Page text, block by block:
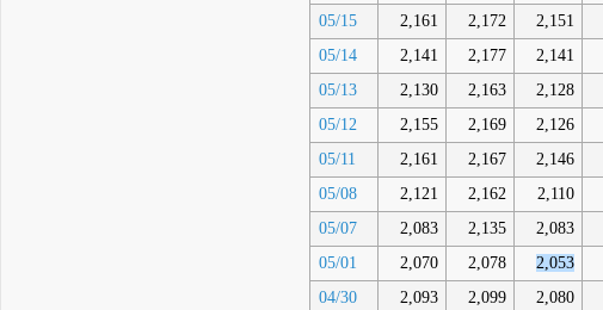
05/15
2,161 2,172 2,151
05/14
2,141 2,177 2,141
05/13
2,130 2,163 2,128
05/12
2,155 2,169 2,126
05/11
2,161 2,167 2,146
05/08
2,121 2,162 2,110
05/07
2,083 2,135 2,083
05/01
2,070 2,078 2,053
04/30
2,093 2,099 2,080